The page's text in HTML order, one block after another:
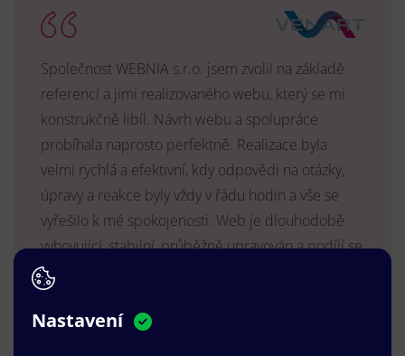
Společnost WEBNIA s.r.o. jsem zvolil na základě
referencí a jimi realizovaného webu, který se mi
konstrukčně libíl. Návrh webu a spolupráce
probíhala naprosto perfektně. Realizace byla
velmi rychlá a efektivní, kdy odpovědi na otázky,
úpravy a reakce byly vždy v řádu hodin a vše se
vyřešilo k mé spokojenosti. Web je dlouhodobě
vyhovující, stabilní, průběžně upravován a podílí se
na pozitivním vnímání naší značky.
MUDr. Radek Vyšohlíd
VENART s.r.o.
Nastavení